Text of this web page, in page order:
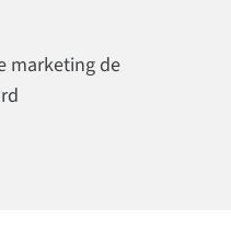
marketing de